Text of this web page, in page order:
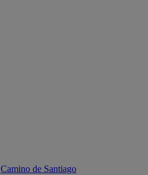
Camino de Santiago